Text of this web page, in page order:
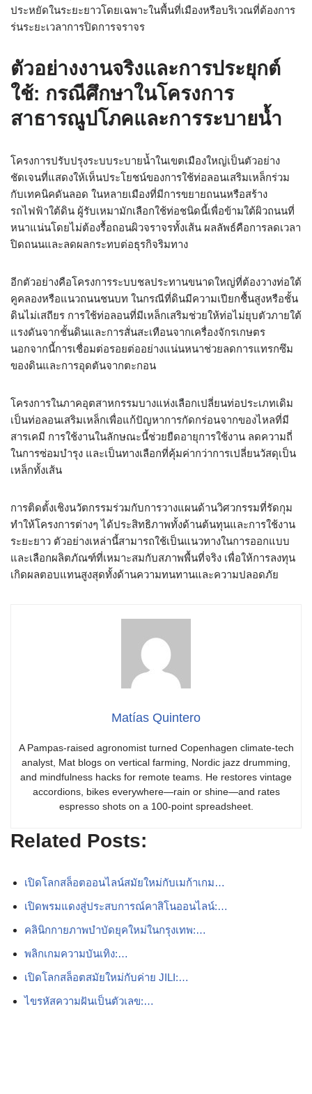
ประหยัดในระยะยาวโดยเฉพาะในพื้นที่เมืองหรือบริเวณที่ต้องการ
ร่นระยะเวลาการปิดการจราจร
ตัวอย่างงานจริงและการประยุกต์
ใช้: กรณีศึกษาในโครงการ
สาธารณูปโภคและการระบายน้ำ
โครงการปรับปรุงระบบระบายน้ำในเขตเมืองใหญ่เป็นตัวอย่าง
ชัดเจนที่แสดงให้เห็นประโยชน์ของการใช้ท่อลอนเสริมเหล็กร่วม
กับเทคนิคดันลอด ในหลายเมืองที่มีการขยายถนนหรือสร้าง
รถไฟฟ้าใต้ดิน ผู้รับเหมามักเลือกใช้ท่อชนิดนี้เพื่อข้ามใต้ผิวถนนที่
หนาแน่นโดยไม่ต้องรื้อถอนผิวจราจรทั้งเส้น ผลลัพธ์คือการลดเวลา
ปิดถนนและลดผลกระทบต่อธุรกิจริมทาง
อีกตัวอย่างคือโครงการระบบชลประทานขนาดใหญ่ที่ต้องวางท่อใต้
คูคลองหรือแนวถนนชนบท ในกรณีที่ดินมีความเปียกชื้นสูงหรือชั้น
ดินไม่เสถียร การใช้ท่อลอนที่มีเหล็กเสริมช่วยให้ท่อไม่ยุบตัวภายใต้
แรงดันจากชั้นดินและการสั่นสะเทือนจากเครื่องจักรเกษตร
นอกจากนี้การเชื่อมต่อรอยต่ออย่างแน่นหนาช่วยลดการแทรกซึม
ของดินและการอุดตันจากตะกอน
โครงการในภาคอุตสาหกรรมบางแห่งเลือกเปลี่ยนท่อประเภทเดิม
เป็นท่อลอนเสริมเหล็กเพื่อแก้ปัญหาการกัดกร่อนจากของไหลที่มี
สารเคมี การใช้งานในลักษณะนี้ช่วยยืดอายุการใช้งาน ลดความถี่
ในการซ่อมบำรุง และเป็นทางเลือกที่คุ้มค่ากว่าการเปลี่ยนวัสดุเป็น
เหล็กทั้งเส้น
การติดตั้งเชิงนวัตกรรมร่วมกับการวางแผนด้านวิศวกรรมที่รัดกุม
ทำให้โครงการต่างๆ ได้ประสิทธิภาพทั้งด้านต้นทุนและการใช้งาน
ระยะยาว ตัวอย่างเหล่านี้สามารถใช้เป็นแนวทางในการออกแบบ
และเลือกผลิตภัณฑ์ที่เหมาะสมกับสภาพพื้นที่จริง เพื่อให้การลงทุน
เกิดผลตอบแทนสูงสุดทั้งด้านความทนทานและความปลอดภัย
Matías Quintero
A Pampas-raised agronomist turned Copenhagen climate-tech
analyst, Mat blogs on vertical farming, Nordic jazz drumming,
and mindfulness hacks for remote teams. He restores vintage
accordions, bikes everywhere—rain or shine—and rates
espresso shots on a 100-point spreadsheet.
Related Posts:
เปิดโลกสล็อตออนไลน์สมัยใหม่กับเมก้าเกม…
เปิดพรมแดงสู่ประสบการณ์คาสิโนออนไลน์:…
คลินิกกายภาพบำบัดยุคใหม่ในกรุงเทพ:…
พลิกเกมความบันเทิง:…
เปิดโลกสล็อตสมัยใหม่กับค่าย JILI:…
ไขรหัสความฝันเป็นตัวเลข:…